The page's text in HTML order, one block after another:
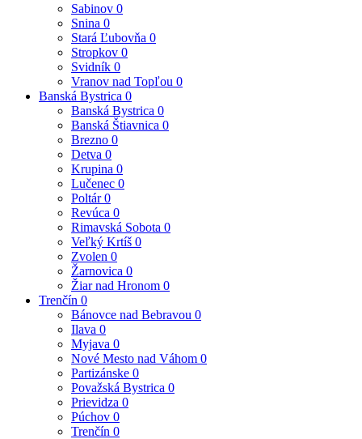
Sabinov 0
Snina 0
Stará Ľubovňa 0
Stropkov 0
Svidník 0
Vranov nad Topľou 0
Banská Bystrica 0
Banská Bystrica 0
Banská Štiavnica 0
Brezno 0
Detva 0
Krupina 0
Lučenec 0
Poltár0
Revúca 0
Rimavská Sobota 0
Veľký Krtíš 0
Zvolen 0
Žarnovica 0
Žiar nad Hronom 0
Trenčín 0
Bánovce nad Bebravou 0
Ilava 0
Myjava 0
Nové Mesto nad Váhom 0
Partizánske 0
Považská Bystrica 0
Prievidza 0
Púchov 0
Trenčín 0